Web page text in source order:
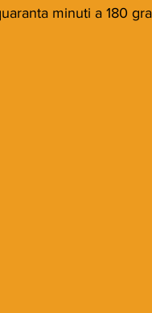
minuti a 180